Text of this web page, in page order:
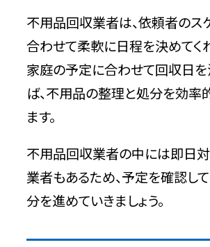
不用品回収業者は、依頼者のス
合わせて柔軟に日程を決めてく
家庭の予定に合わせて回収日
ば、不用品の整理と処分を効率
ます。
不用品回収業者の中には即日対
業者もあるため、予定を確認し
分を進めていきましょう。